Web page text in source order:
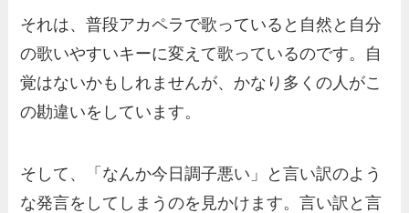
それは、普段アカペラで歌っていると自然と自分
の歌いやすいキーに変えて歌っているのです。自
覚はないかもしれませんが、かなり多くの人がこ
の勘違いをしています。
そして、「なんか今日調子悪い」と言い訳のよう
な発言をしてしまうのを見かけます。言い訳と言